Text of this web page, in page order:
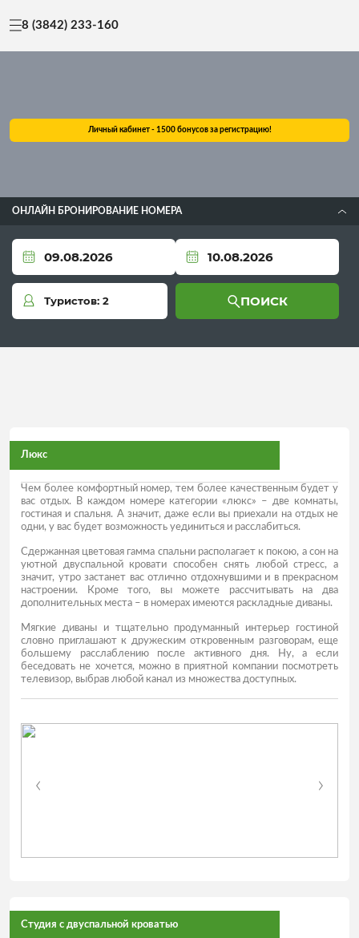
8 (3842) 233-160
Личный кабинет - 1500 бонусов за регистрацию!
ОНЛАЙН БРОНИРОВАНИЕ НОМЕРА
ПОИСК
Люкс
Чем более комфортный номер, тем более качественным будет у
вас отдых. В каждом номере категории «люкс» – две комнаты,
гостиная и спальня. А значит, даже если вы приехали на отдых не
одни, у вас будет возможность уединиться и расслабиться.
Сдержанная цветовая гамма спальни располагает к покою, а сон на
уютной двуспальной кровати способен снять любой стресс, а
значит, утро застанет вас отлично отдохнувшими и в прекрасном
настроении. Кроме того, вы можете рассчитывать на два
дополнительных места – в номерах имеются раскладные диваны.
Мягкие диваны и тщательно продуманный интерьер гостиной
словно приглашают к дружеским откровенным разговорам, еще
большему расслаблению после активного дня. Ну, а если
беседовать не хочется, можно в приятной компании посмотреть
телевизор, выбрав любой канал из множества доступных.
Студия с двуспальной кроватью